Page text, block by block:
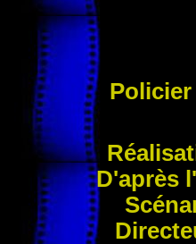
Policier
Réa
D'après